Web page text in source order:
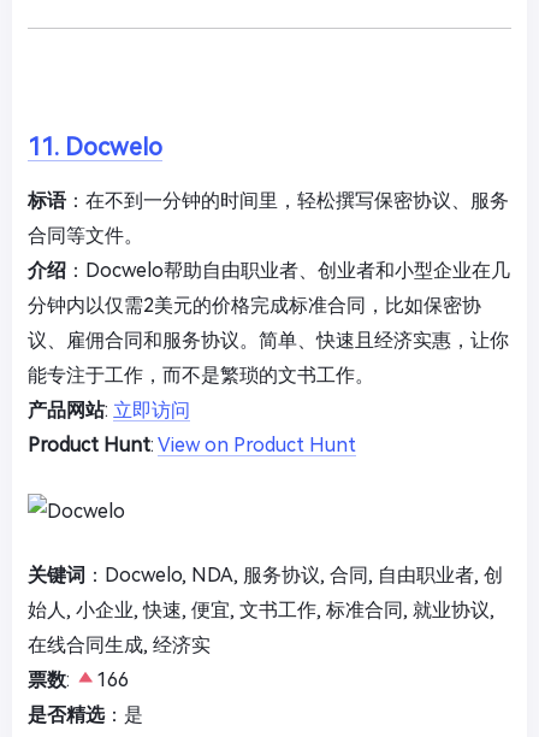
11. Docwelo
标语：在不到一分钟的时间里，轻松撰写保密协议、服务
合同等文件。
介绍 ：Docwelo帮助自由职业者、创业者和小型企业在几
分钟内以仅需2美元的价格完成标准合同，比如保密协
议、雇佣合同和服务协议。简单、快速且经济实惠，让你
能专注于工作，而不是繁琐的文书工作。
产品网站: 立即访问
Product Hunt: View on Product Hunt
关键词 ：Docwelo, NDA, 服务协议, 合同, 自由职业者, 创
始人, 小企业, 快速, 便宜, 文书工作, 标准合同, 就业协议,
在线合同生成, 经济实
票数:
166
是否精选：是